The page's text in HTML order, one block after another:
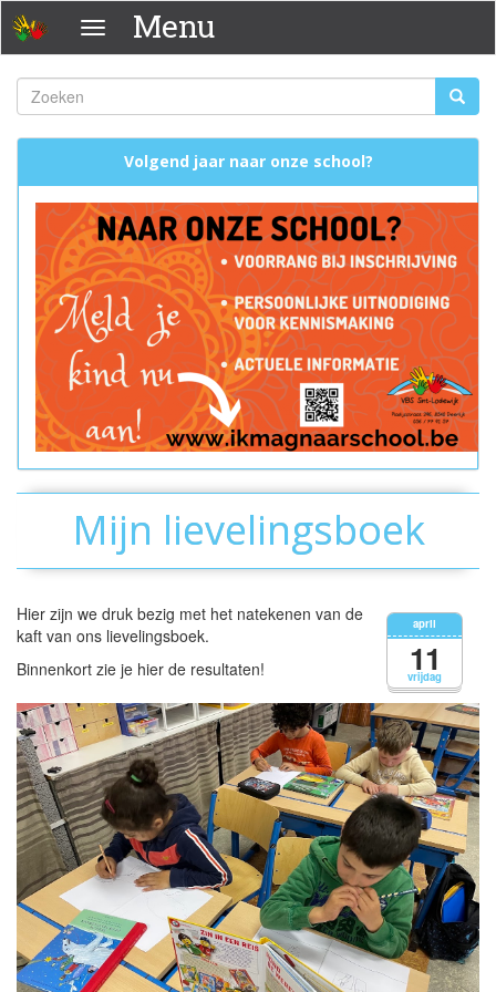
Overslaan
en
naar
de
inhoud
gaan
Menu Menu
Zoekveld
Zoeken
Volgend jaar naar onze school?
Mijn lievelingsboek
vrijdag
april
11
Hier zijn we druk bezig met het natekenen van de
kaft van ons lievelingsboek.
Binnenkort zie je hier de resultaten!